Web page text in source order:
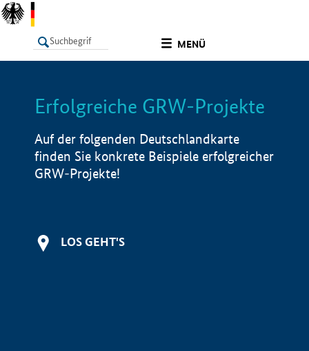
MENÜ
LISTE Info
Erfolgreiche GRW-Projekte
Auf der folgenden Deutschlandkarte
finden Sie konkrete Beispiele erfolgreicher
GRW-Projekte!
LOS GEHT'S